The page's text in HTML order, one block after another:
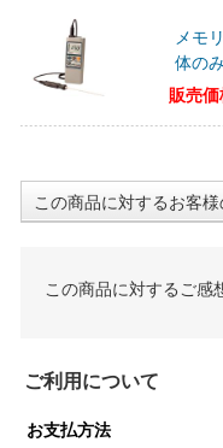
メモ
体の
販売
この商品に対するお客
この商品に対するご感
ご利用について
お支払方法